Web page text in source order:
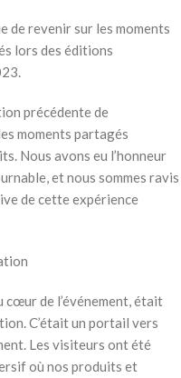
de revenir sur les moments
lors des éditions
précédente de
moments partagés
Nous avons eu l’honneur
et nous sommes ravis
de cette expérience
de l’événement, était
C’était un portail vers
Les visiteurs ont été
où nos produits et